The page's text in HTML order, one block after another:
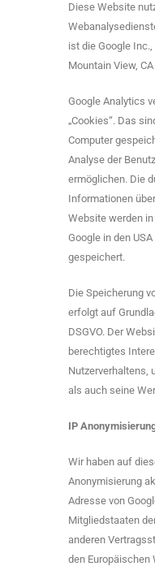
Diese Website
ist die Google
Mountain View,
Google Analytics
„Cookies“. Das
Computer
Analyse der
ermöglichen. Die
Informationen
Website werden in
Google in den
gespeichert.
Die Speicherung
erfolgt auf
DSGVO. Der
berechtigtes
Nutzerverhaltens,
als auch seine
IP
Wir haben auf
Anonymisierung
Adresse von
Mitgliedstaaten
anderen
den